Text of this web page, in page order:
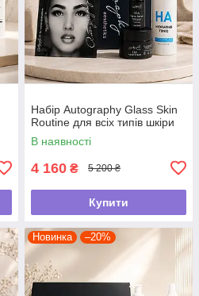
Набір Autography Glass Skin
Routine для всіх типів шкіри
В наявності
4 160 ₴ 5 200 ₴
Купити
Новинка –20%